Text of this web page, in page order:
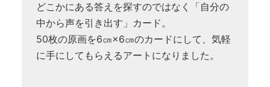
どこかにある答えを探すのではなく「自分の
中から声を引き出す」カード。
50枚の原画を6㎝×6㎝のカードにして、気軽
に手にしてもらえるアートになりました。